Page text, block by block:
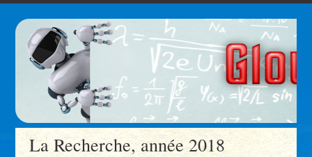
La Recherche, année 2018